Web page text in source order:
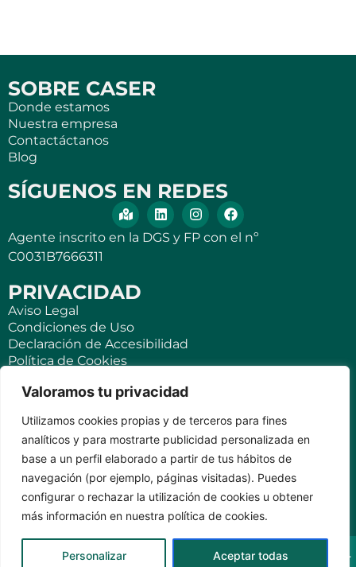
Valoramos tu privacidad
Utilizamos cookies propias y de terceros para fines
analíticos y para mostrarte publicidad personalizada en
base a un perfil elaborado a partir de tus hábitos de
navegación (por ejemplo, páginas visitadas). Puedes
configurar o rechazar la utilización de cookies u obtener
más información en nuestra política de cookies.
Personalizar Aceptar todas
SOBRE CASER
Donde estamos
Nuestra empresa
Contactáctanos
Blog
SÍGUENOS EN REDES
Agente inscrito en la DGS y FP con el nº
C0031B7666311
PRIVACIDAD
Aviso Legal
Condiciones de Uso
Declaración de Accesibilidad
Política de Cookies
SEGUROS
Para ti
Negocios y PYMES
Seguro de viaje
Seguro para Viviendas Vacacionales
Seguro para teléfonos móviles
KVILAR AGENTE CASER SANTA CRUZ DE TENERIFE Av.